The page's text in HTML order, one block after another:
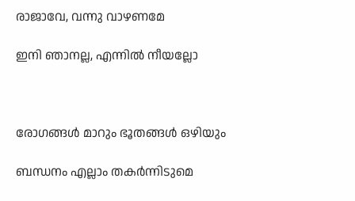
രാജാവേ, വന്നു വാഴണമേ
ഇനി ഞാനല്ല, എന്നില്‍ നീയല്ലോ
രോഗങ്ങള്‍ മാറും ഭൂതങ്ങള്‍ ഒഴിയും
ബന്ധനം എല്ലാം തകര്‍ന്നിടുമെ